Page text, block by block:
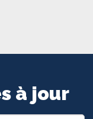
à jour